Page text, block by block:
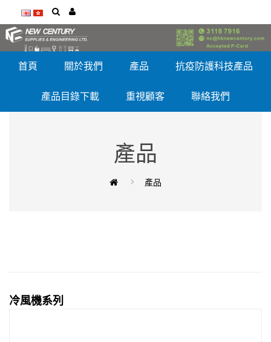
首頁 關於我們 產品 抗疫防護科技產品
產品目錄下載 重視顧客 聯絡我們
產品
產品
冷風機系列